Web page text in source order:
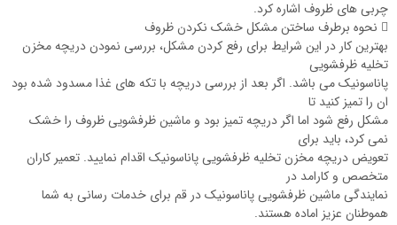
چربی های ظروف اشاره کرد.
 نحوه برطرف ساختن مشکل خشک نکردن ظروف
بهترین کار در این شرایط برای رفع کردن مشکل، بررسی نمودن دریچه مخزن
تخلیه ظرفشویی
پاناسونیک می باشد. اگر بعد از بررسی دریچه با تکه های غذا مسدود شده بود
ان را تمیز کنید تا
مشکل رفع شود اما اگر دریچه تمیز بود و ماشین ظرفشویی ظروف را خشک
نمی کرد، باید برای
تعویض دریچه مخزن تخلیه ظرفشویی پاناسونیک اقدام نمایید. تعمیر کاران
متخصص و کارامد در
نمایندگی ماشین ظرفشویی پاناسونیک در قم برای خدمات رسانی به شما
هموطنان عزیز اماده هستند.